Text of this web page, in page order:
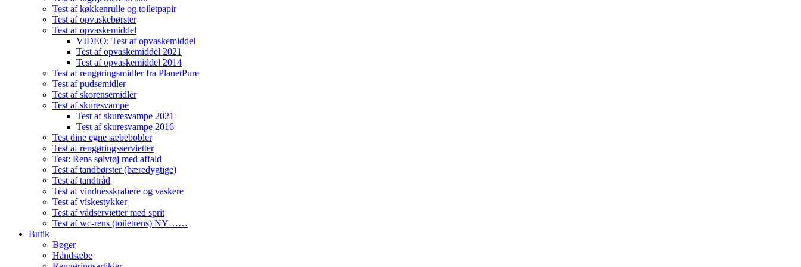
Test af køkkenrulle og toiletpapir
Test af opvaskebørster
Test af opvaskemiddel
VIDEO: Test af opvaskemiddel
Test af opvaskemiddel 2021
Test af opvaskemiddel 2014
Test af rengøringsmidler fra PlanetPure
Test af pudsemidler
Test af skorensemidler
Test af skuresvampe
Test af skuresvampe 2021
Test af skuresvampe 2016
Test dine egne sæbebobler
Test af rengøringsservietter
Test: Rens sølvtøj med affald
Test af tandbørster (bæredygtige)
Test af tandtråd
Test af vinduesskrabere og vaskere
Test af viskestykker
Test af vådservietter med sprit
Test af wc-rens (toiletrens) NY……
Butik
Bøger
Håndsæbe